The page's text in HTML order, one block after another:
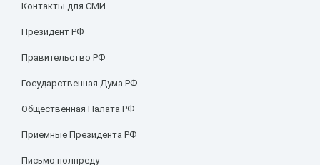
Контакты для СМИ
Президент РФ
Правительство РФ
Государственная Дума РФ
Общественная Палата РФ
Приемные Президента РФ
Письмо полпреду